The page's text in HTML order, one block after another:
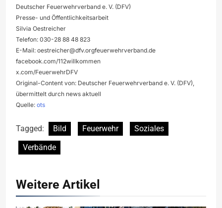
Deutscher Feuerwehrverband e. V. (DFV)
Presse- und Öffentlichkeitsarbeit
Silvia Oestreicher
Telefon: 030-28 88 48 823
E-Mail: oestreicher@dfv.orgfeuerwehrverband.de
facebook.com/112willkommen
x.com/FeuerwehrDFV
Original-Content von: Deutscher Feuerwehrverband e. V. (DFV),
übermittelt durch news aktuell
Quelle: ots
Tagged: Bild Feuerwehr
Soziales
Verbände
Weitere Artikel